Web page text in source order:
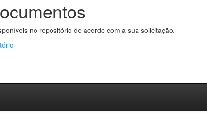
no repositório de acordo com a sua solicitação.